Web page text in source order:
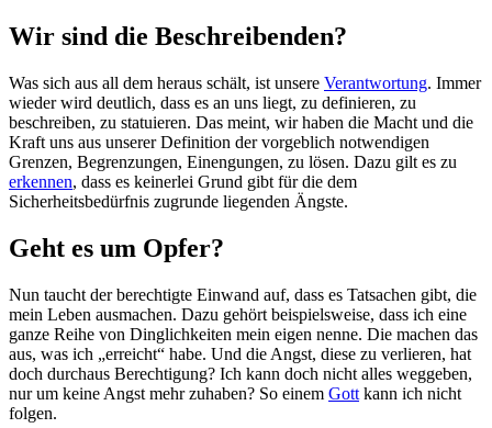
Wir sind die Beschreibenden?
Was sich aus all dem heraus schält, ist unsere Verantwortung. Immer
wieder wird deutlich, dass es an uns liegt, zu definieren, zu
beschreiben, zu statuieren. Das meint, wir haben die Macht und die
Kraft uns aus unserer Definition der vorgeblich notwendigen
Grenzen, Begrenzungen, Einengungen, zu lösen. Dazu gilt es zu
erkennen, dass es keinerlei Grund gibt für die dem
Sicherheitsbedürfnis zugrunde liegenden Ängste.
Geht es um Opfer?
Nun taucht der berechtigte Einwand auf, dass es Tatsachen gibt, die
mein Leben ausmachen. Dazu gehört beispielsweise, dass ich eine
ganze Reihe von Dinglichkeiten mein eigen nenne. Die machen das
aus, was ich „erreicht“ habe. Und die Angst, diese zu verlieren, hat
doch durchaus Berechtigung? Ich kann doch nicht alles weggeben,
nur um keine Angst mehr zuhaben? So einem Gott kann ich nicht
folgen.